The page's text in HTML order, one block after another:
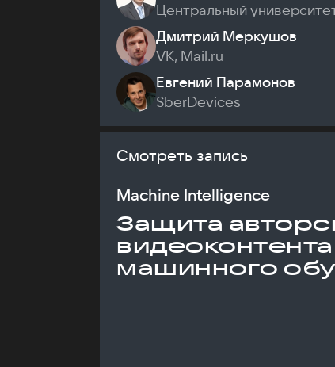
Центральный
Дмитрий Меркушов
VK, Mail.ru
Евгений Парамонов
SberDevices
Смотреть запись
Machine Intelligence
Защита
машинного